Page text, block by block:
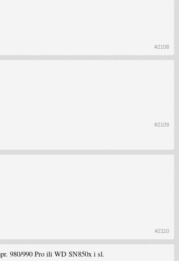
#2108
#2109
#2110
980/990 Pro ili WD SN850x i sl.